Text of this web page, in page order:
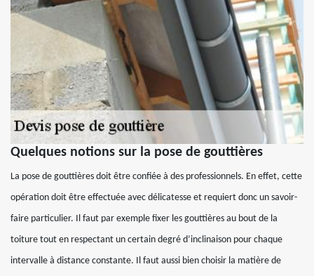
Quelques notions sur la pose de gouttières
La pose de gouttières doit être confiée à des professionnels. En effet, cette
opération doit être effectuée avec délicatesse et requiert donc un savoir-
faire particulier. Il faut par exemple fixer les gouttières au bout de la
toiture tout en respectant un certain degré d’inclinaison pour chaque
intervalle à distance constante. Il faut aussi bien choisir la matière de